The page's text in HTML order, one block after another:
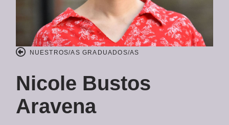
NUESTROS/AS GRADUADOS/AS
Nicole Bustos
Aravena